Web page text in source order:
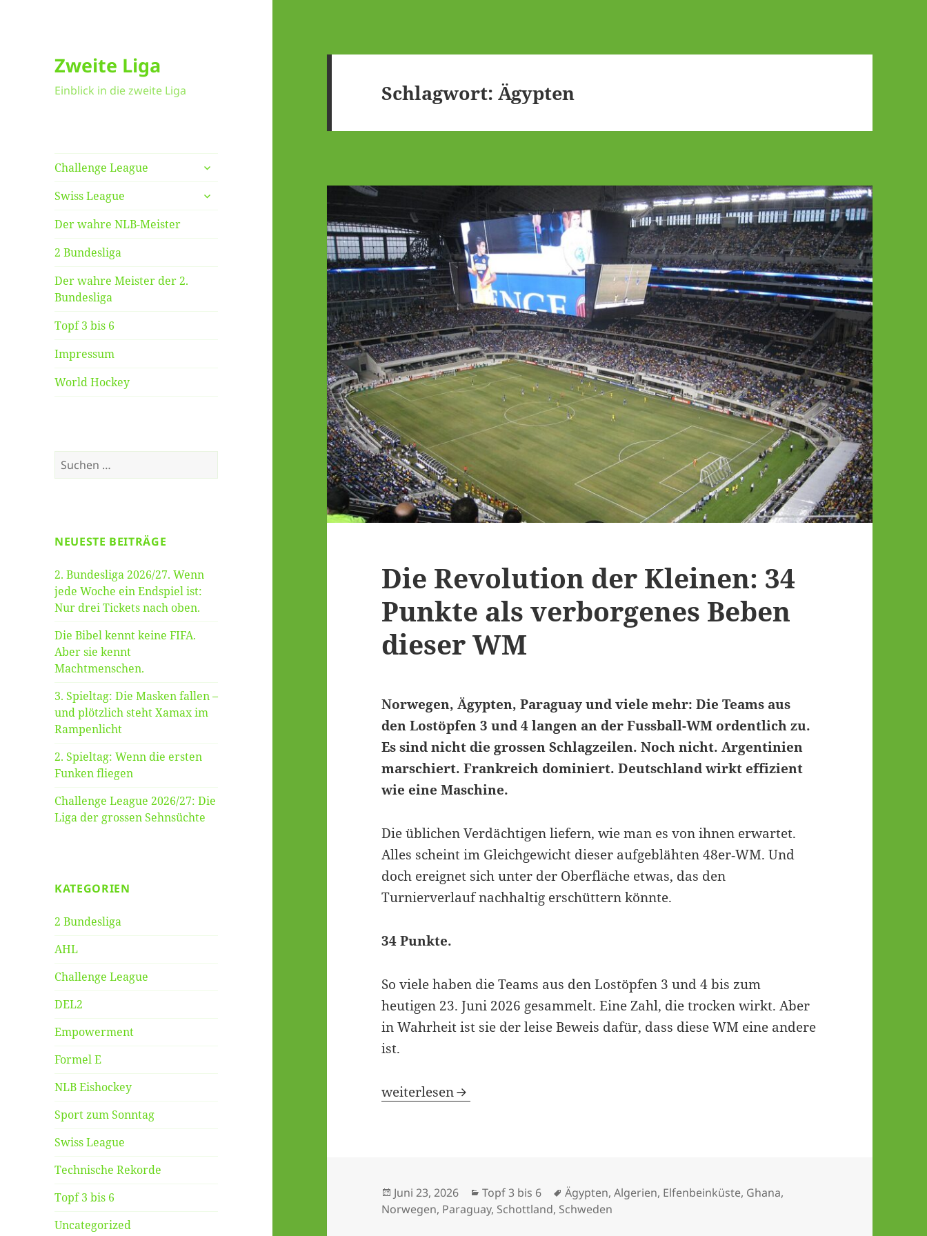
Zweite Liga
Einblick in die zweite Liga
Challenge League
untermenü
anzeigen
Swiss League
untermenü
anzeigen
Der wahre NLB-Meister
2 Bundesliga
Der wahre Meister der 2.
Bundesliga
Topf 3 bis 6
Impressum
World Hockey
Suche
nach:
NEUESTE BEITRÄGE
2. Bundesliga 2026/27. Wenn
jede Woche ein Endspiel ist:
Nur drei Tickets nach oben.
Die Bibel kennt keine FIFA.
Aber sie kennt
Machtmenschen.
3. Spieltag: Die Masken fallen –
und plötzlich steht Xamax im
Rampenlicht
2. Spieltag: Wenn die ersten
Funken fliegen
Challenge League 2026/27: Die
Liga der grossen Sehnsüchte
KATEGORIEN
2 Bundesliga
AHL
Challenge League
DEL2
Empowerment
Formel E
NLB Eishockey
Sport zum Sonntag
Swiss League
Technische Rekorde
Topf 3 bis 6
Uncategorized
Schlagwort:Ägypten
Die Revolution der Kleinen: 34
Punkte als verborgenes Beben
dieser WM
Norwegen, Ägypten, Paraguay und viele mehr: Die Teams aus
den Lostöpfen 3 und 4 langen an der Fussball-WM ordentlich zu.
Es sind nicht die grossen Schlagzeilen. Noch nicht. Argentinien
marschiert. Frankreich dominiert. Deutschland wirkt effizient
wie eine Maschine.
Die üblichen Verdächtigen liefern, wie man es von ihnen erwartet.
Alles scheint im Gleichgewicht dieser aufgeblähten 48er‑WM. Und
doch ereignet sich unter der Oberfläche etwas, das den
Turnierverlauf nachhaltig erschüttern könnte.
34 Punkte.
So viele haben die Teams aus den Lostöpfen 3 und 4 bis zum
heutigen 23. Juni 2026 gesammelt. Eine Zahl, die trocken wirkt. Aber
in Wahrheit ist sie der leise Beweis dafür, dass diese WM eine andere
ist.
Die Revolution der Kleinen: 34 Punkte als verborgenes Beben dieser WM
weiterlesen
Veröffentlicht
am
Juni 23, 2026 Kategorien
Topf 3 bis 6 Schlagwörter
Ägypten,Algerien, Elfenbeinküste, Ghana,
Norwegen, Paraguay, Schottland, Schweden